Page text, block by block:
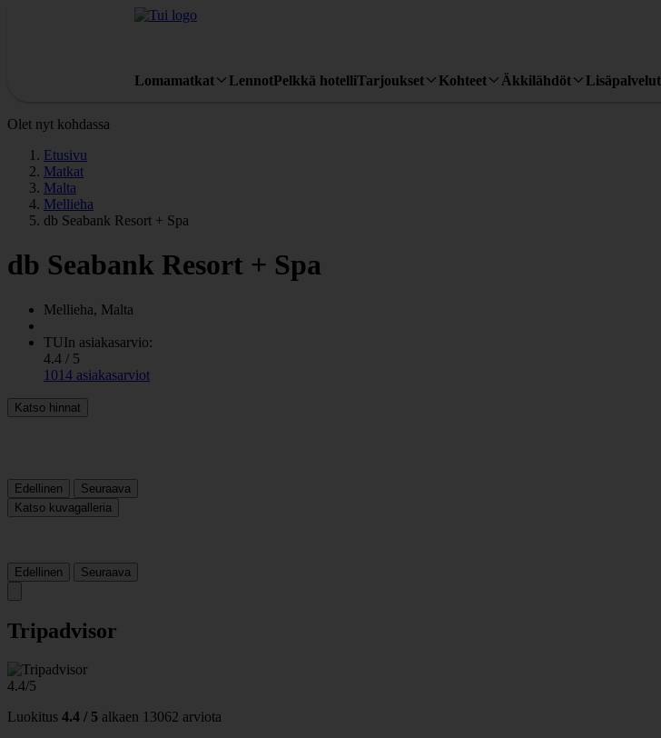
Lomamatkat LennotPelkkä hotelliTarjoukset Kohteet Äkkilähdöt Lisäpalvelut
Olet nyt kohdassa
Etusivu
Matkat
Malta
Mellieha
db Seabank Resort + Spa
db Seabank Resort + Spa
Mellieha, Malta
TUIn asiakasarvio:
4.4 / 5
1014 asiakasarviot
Katso hinnat
Edellinen
Seuraava
Katso kuvagalleria
Edellinen Seuraava
Tripadvisor
4.4/5
Luokitus 4.4 / 5 alkaen 13062 arviota